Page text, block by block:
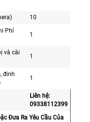
10
Phí
1
và cài
1
đinh
1
Liên hệ:
09338112399
Đưa Ra Yêu Cầu Của